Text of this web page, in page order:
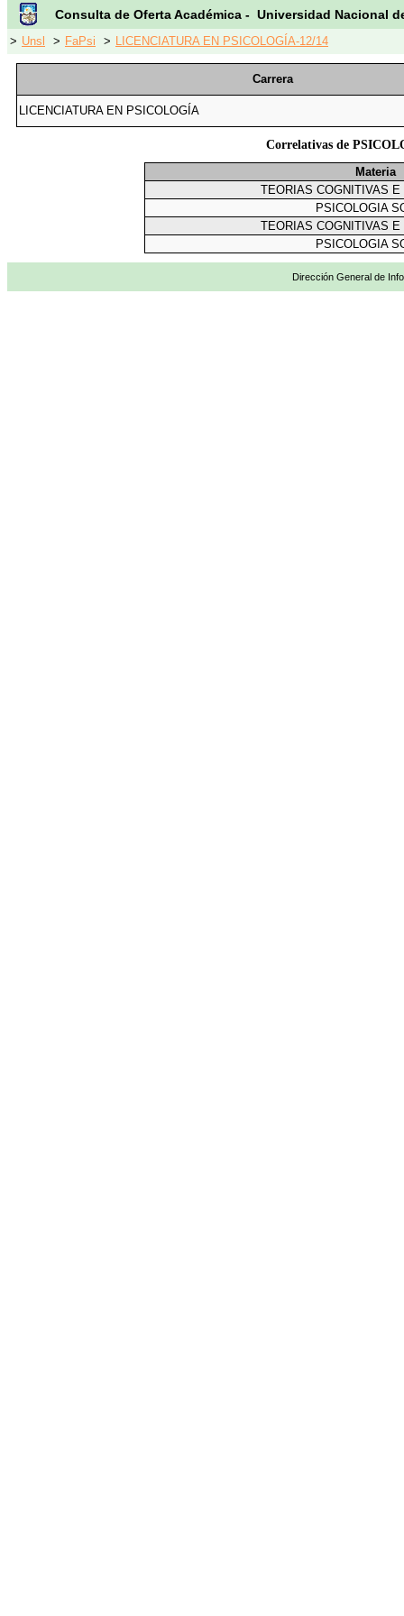
Consulta de Oferta Académica - Universidad Nacional
> Unsl > FaPsi > LICENCIATURA EN PSICOLOGÍA-12/14
Carrera
LICENCIATURA EN PSICOLOGÍA
Correlativas de
Materia
TEORIAS COGNITIVAS E
PSICOLOGIA
TEORIAS COGNITIVAS E
PSICOLOGIA
Dirección General de